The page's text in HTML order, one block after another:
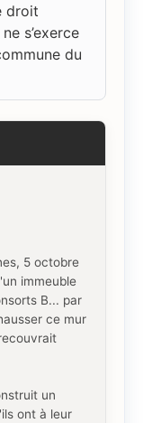
droit
ne s’exerce
du
5 octobre
immeuble
B... par
ce mur
un
ont à leur